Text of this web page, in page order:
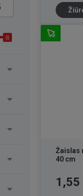
Žaislas
40 cm
Kaina
1,55